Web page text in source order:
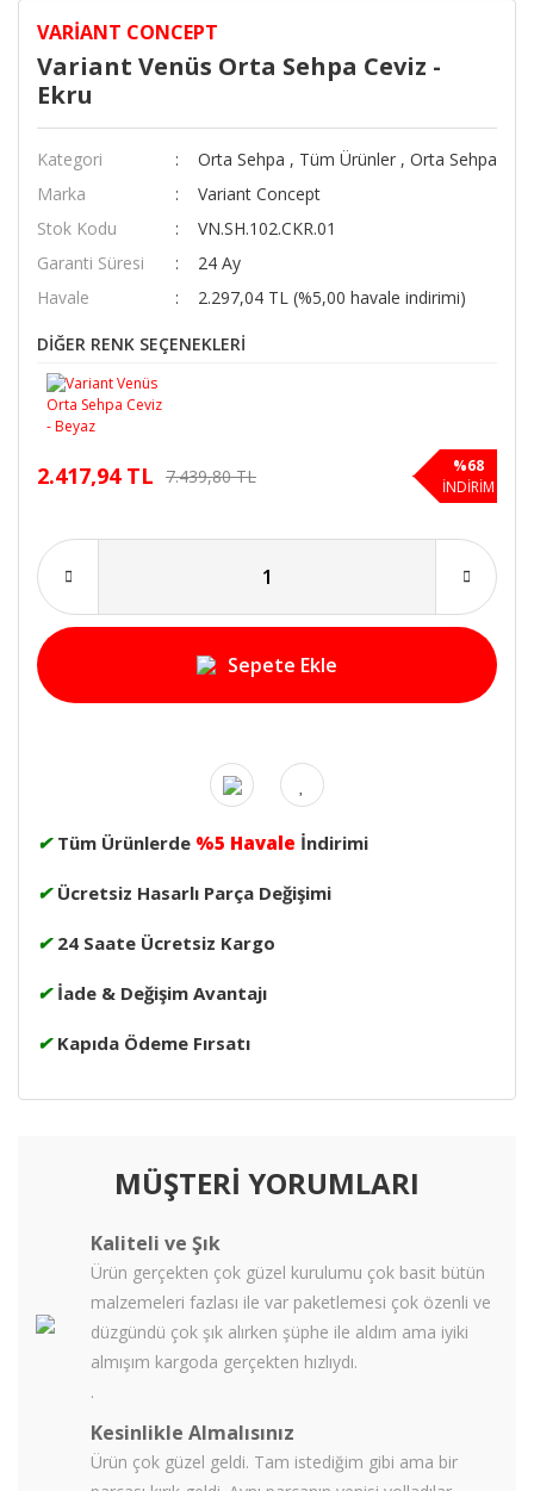
VARIANT CONCEPT
Variant Venüs Orta Sehpa Ceviz -
Ekru
Kategori Orta Sehpa , Tüm Ürünler , Orta Sehpa
Marka
Variant Concept
Stok Kodu
VN.SH.102.CKR.01
Garanti Süresi
24 Ay
Havale
2.297,04 TL (%5,00 havale indirimi)
DİĞER RENK SEÇENEKLERİ
2.417,94 TL 7.439,80 TL
%68
İNDİRİM
Sepete Ekle
✔ Tüm Ürünlerde %5 Havale İndirimi
✔ Ücretsiz Hasarlı Parça Değişimi
✔ 24 Saate Ücretsiz Kargo
✔ İade & Değişim Avantajı
✔ Kapıda Ödeme Fırsatı
MÜŞTERİ YORUMLARI
Kaliteli ve Şık
Ürün gerçekten çok güzel kurulumu çok basit bütün
malzemeleri fazlası ile var paketlemesi çok özenli ve
düzgündü çok şık alırken şüphe ile aldım ama iyiki
almışım kargoda gerçekten hızlıydı.
.
Kesinlikle Almalısınız
Ürün çok güzel geldi. Tam istediğim gibi ama bir